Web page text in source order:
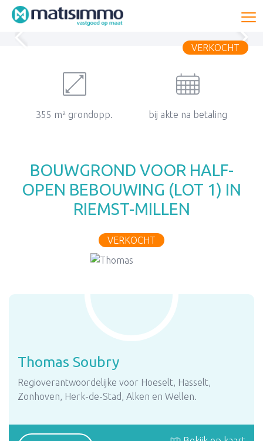
VERKOCHT
355 m² grondopp. bij akte na betaling
BOUWGROND VOOR HALF-
OPEN BEBOUWING (LOT 1) IN
RIEMST-MILLEN
VERKOCHT
Thomas Soubry
Regioverantwoordelijke voor Hoeselt, Hasselt,
Zonhoven, Herk-de-Stad, Alken en Wellen.